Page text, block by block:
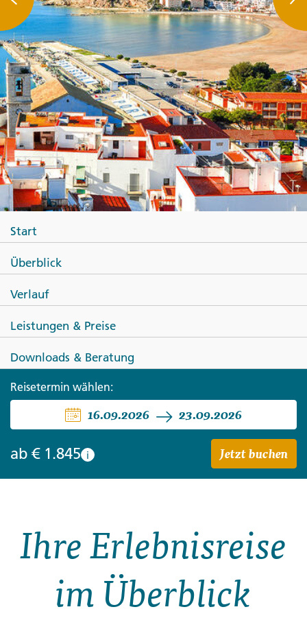
Rund um Valencia - zwischen
Tradition und Moderne
Start
Überblick
Verlauf
Leistungen & Preise
Downloads & Beratung
Reisetermin wählen:
16.09.2026 23.09.2026
ab € 1.845 i Jetzt buchen
Ihre Erlebnisreise
im Überblick